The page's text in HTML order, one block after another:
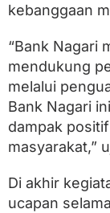
kebanggaan
“Bank Nagari
mendukung
melalui
Bank Nagari
dampak
masyarakat,”
Di akhir
ucapan